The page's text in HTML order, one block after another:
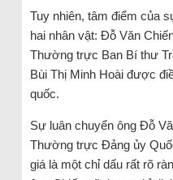
Tuy nhiên, tâm điểm của
hai nhân vật: Đỗ Văn
Thường trực Ban Bí thư
Bùi Thị Minh Hoài được
quốc.
Sự luân chuyển ông Đỗ
Thường trực Đảng ủy
giá là một chỉ dấu rất rõ